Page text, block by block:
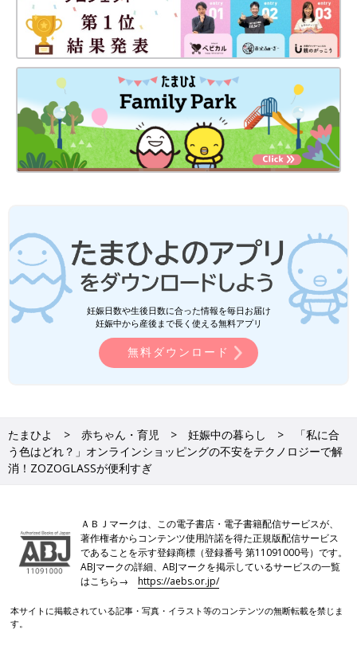
妊娠日数や生後日数に合った情報を毎日お届け
妊娠中から産後まで長く使える無料アプリ
無料ダウンロード
たまひよ 赤ちゃん・育児 妊娠中の暮らし
「私に合
う色はどれ？」オンラインショッピングの不安をテクノロジーで解
消！ZOZOGLASSが便利すぎ
ＡＢＪマークは、この電子書店・電子書籍配信サービスが、
著作権者からコンテンツ使用許諾を得た正規版配信サービス
であることを示す登録商標（登録番号 第11091000号）です。
ABJマークの詳細、ABJマークを掲示しているサービスの一覧
はこちら→https://aebs.or.jp/
本サイトに掲載されている記事・写真・イラスト等のコンテンツの無断転載を禁じま
す。